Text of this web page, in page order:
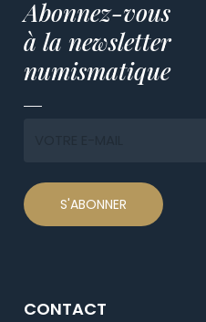
Abonnez-vous
à la newsletter
numismatique
CONTACT